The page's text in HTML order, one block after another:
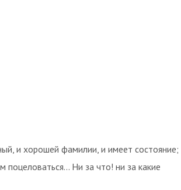
и хорошей фамилии, и имеет состояние;
Ни за что! ни за какие